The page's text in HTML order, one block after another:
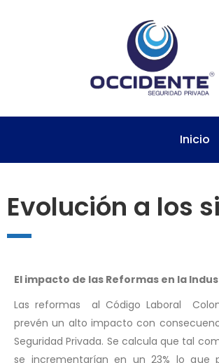
Inicio
Evolución a los
El impacto de las Reformas en la
Las reformas al Código Laboral
prevén un alto impacto con
Seguridad Privada. Se calcula que tal
se incrementarían en un 23% lo que